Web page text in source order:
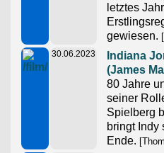
letztes
gewiesen.
30.06.2023
Indiana
(James
80 Jahre
seiner
Spielberg
bringt Indy
Ende.